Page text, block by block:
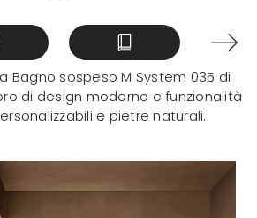
Bagno sospeso M System 035 di
di design moderno e funzionalità
e pietre naturali.